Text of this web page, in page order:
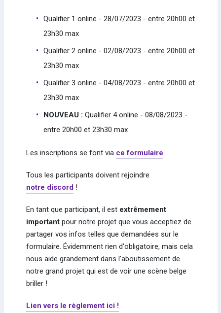
Qualifier 1 online - 28/07/2023 - entre 20h00 et
23h30 max
Qualifier 2 online - 02/08/2023 - entre 20h00 et
23h30 max
Qualifier 3 online - 04/08/2023 - entre 20h00 et
23h30 max
NOUVEAU : Qualifier 4 online - 08/08/2023 -
entre 20h00 et 23h30 max
Les inscriptions se font via ce formulaire
Tous les participants doivent rejoindre
notre discord!
En tant que participant, il est extrêmement
important pour notre projet que vous acceptiez de
partager vos infos telles que demandées sur le
formulaire. Évidemment rien d'obligatoire, mais cela
nous aide grandement dans l'aboutissement de
notre grand projet qui est de voir une scène belge
briller !
Lien vers le règlement ici !